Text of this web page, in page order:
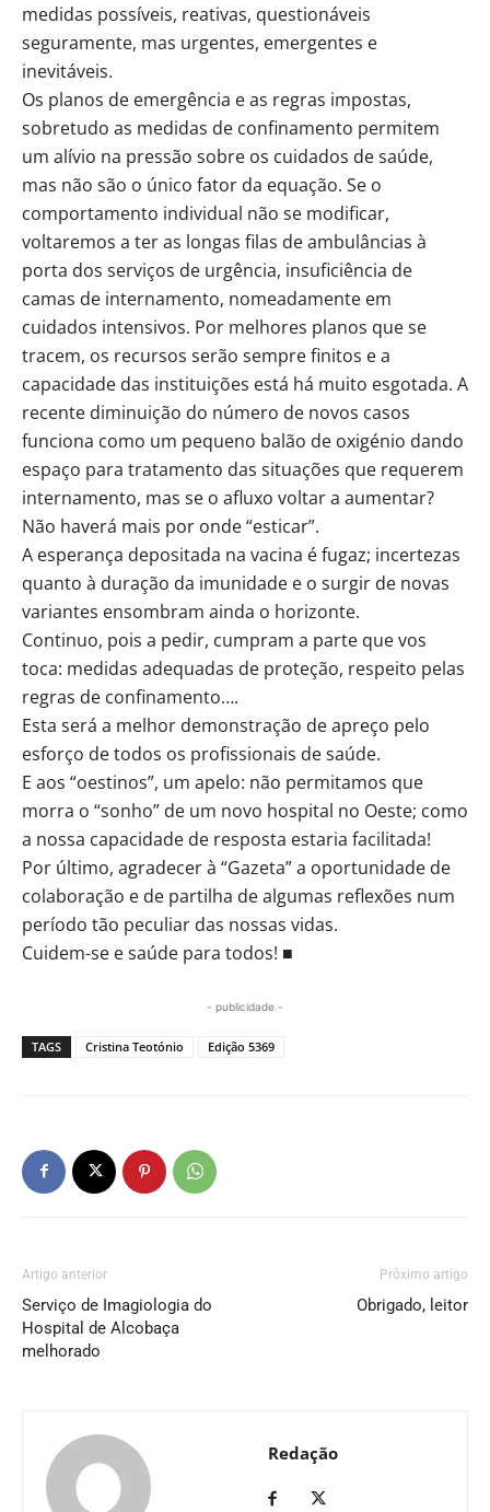
medidas possíveis, reativas, questionáveis
seguramente, mas urgentes, emergentes e
inevitáveis.
Os planos de emergência e as regras impostas,
sobretudo as medidas de confinamento permitem
um alívio na pressão sobre os cuidados de saúde,
mas não são o único fator da equação. Se o
comportamento individual não se modificar,
voltaremos a ter as longas filas de ambulâncias à
porta dos serviços de urgência, insuficiência de
camas de internamento, nomeadamente em
cuidados intensivos. Por melhores planos que se
tracem, os recursos serão sempre finitos e a
capacidade das instituições está há muito esgotada. A
recente diminuição do número de novos casos
funciona como um pequeno balão de oxigénio dando
espaço para tratamento das situações que requerem
internamento, mas se o afluxo voltar a aumentar?
Não haverá mais por onde “esticar”.
A esperança depositada na vacina é fugaz; incertezas
quanto à duração da imunidade e o surgir de novas
variantes ensombram ainda o horizonte.
Continuo, pois a pedir, cumpram a parte que vos
toca: medidas adequadas de proteção, respeito pelas
regras de confinamento….
Esta será a melhor demonstração de apreço pelo
esforço de todos os profissionais de saúde.
E aos “oestinos”, um apelo: não permitamos que
morra o “sonho” de um novo hospital no Oeste; como
a nossa capacidade de resposta estaria facilitada!
Por último, agradecer à “Gazeta” a oportunidade de
colaboração e de partilha de algumas reflexões num
período tão peculiar das nossas vidas.
Cuidem-se e saúde para todos! ■
- publicidade -
TAGS Cristina Teotónio Edição 5369
Artigo anterior
Serviço de Imagiologia do
Hospital de Alcobaça
melhorado
Próximo artigo
Obrigado, leitor
Redação